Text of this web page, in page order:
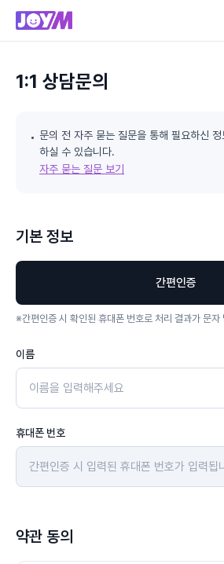
1:1 상담문의
문의 전 자주 묻는 질문을 통해 필요하신
하실 수 있습니다.
자주 묻는 질문 보기
기본 정보
간편인증
※간편인증 시 확인된 휴대폰 번호로 처리 결과가 문자
이름
휴대폰 번호
약관 동의